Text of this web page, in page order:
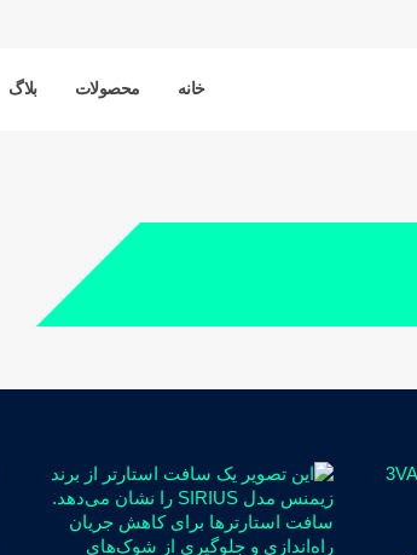
خانه محصولات بلاگ